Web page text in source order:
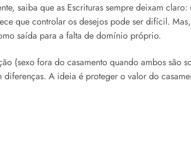
saiba que as Escrituras sempre deixam
que controlar os desejos pode ser difícil.
saída para a falta de domínio próprio.
(sexo fora do casamento quando ambos são
A ideia é proteger o valor do